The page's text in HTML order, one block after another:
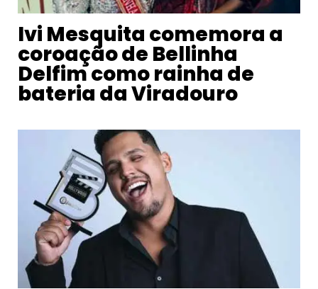
Ivi Mesquita comemora a
coroação de Bellinha
Delfim como rainha de
bateria da Viradouro